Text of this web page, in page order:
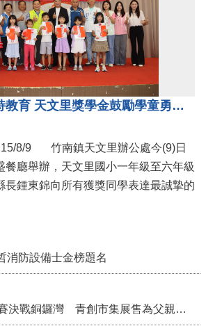
地方各界齊心支持教育 天文里獎學金鼓勵學童勇敢追夢
公處今(9)日
餐廳舉辦，天文里國小一年級至六年級
長鍾東錦向所有獲獎同學表達最誠摯的
消防設備士金榜題名
3對3戰鬥陀螺團體賽決戰銅鑼灣 青創市集展售為父親節增添繽紛